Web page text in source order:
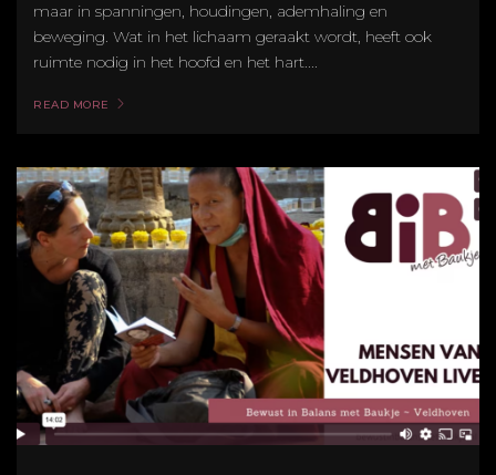
maar in spanningen, houdingen, ademhaling en
beweging. Wat in het lichaam geraakt wordt, heeft ook
ruimte nodig in het hoofd en het hart....
READ MORE